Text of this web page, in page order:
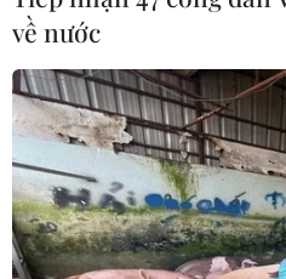
7 tháng năm
Tổng vốn đầu tư nước
vào Việt Nam tăng 58%
03/08/2026 23:48
Kế hoạch đồng tiền chung
đối mặt thách thức
03/08/2026 23:10
về nước